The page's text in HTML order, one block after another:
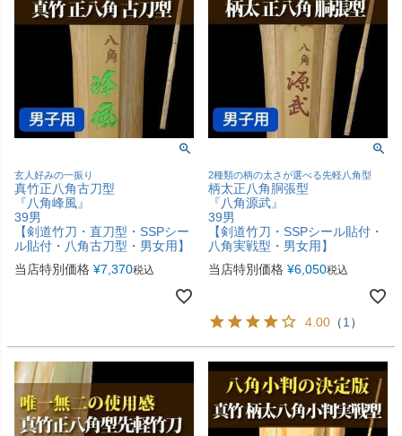
玄人好みの一振り
真竹正八角古刀型
『八角峰風』
39男
【剣道竹刀・直刀型・SSPシー
ル貼付・八角古刀型・男女用】
当店特別価格 ¥7,370税込
2種類の柄の太さが選べる先軽八角型
柄太正八角胴張型
『八角源武』
39男
【剣道竹刀・SSPシール貼付・
八角実戦型・男女用】
当店特別価格 ¥6,050税込
4.00 （1 ）